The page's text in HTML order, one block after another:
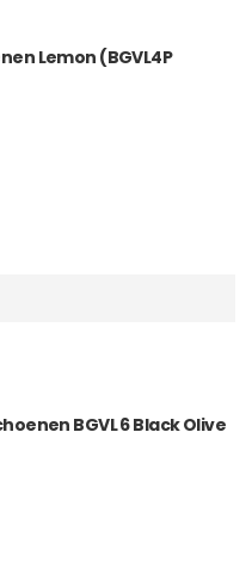
Lemon (BGVL4P
BGVL 6 Black Olive